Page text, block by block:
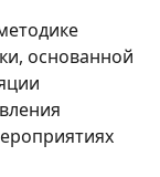
основанной